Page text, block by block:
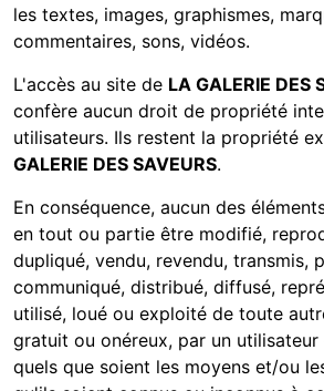
les textes, images, graphismes,
commentaires, sons, vidéos.
L'accès au site de LA GALERIE DES
confère aucun droit de propriété
utilisateurs. Ils restent la propriété
GALERIE DES SAVEURS.
En conséquence, aucun des
en tout ou partie être modifié,
dupliqué, vendu, revendu, transmis,
communiqué, distribué, diffusé,
utilisé, loué ou exploité de toute
gratuit ou onéreux, par un
quels que soient les moyens et/ou